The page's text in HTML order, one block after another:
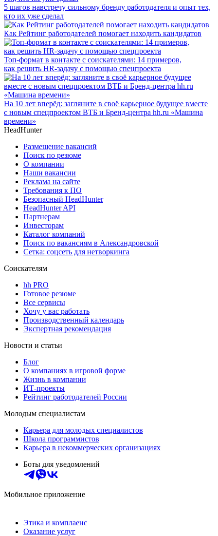
5 шагов навстречу сильному бренду работодателя и опыт тех,
кто их уже сделал
Как Рейтинг работодателей помогает находить кандидатов
Топ-формат в контакте с соискателями: 14 примеров,
как решить HR-задачу с помощью спецпроекта
На 10 лет вперёд: загляните в своё карьерное будущее вместе
с новым спецпроектом ВТБ и Бренд-центра hh.ru «Машина
времени»
HeadHunter
Размещение вакансий
Поиск по резюме
О компании
Наши вакансии
Реклама на сайте
Требования к ПО
Безопасный HeadHunter
HeadHunter API
Партнерам
Инвесторам
Каталог компаний
Поиск по вакансиям в Александровской
Сетка: соцсеть для нетворкинга
Соискателям
hh PRO
Готовое резюме
Все сервисы
Хочу у вас работать
Производственный календарь
Экспертная рекомендация
Новости и статьи
Блог
О компаниях в игровой форме
Жизнь в компании
ИТ-проекты
Рейтинг работодателей России
Молодым специалистам
Карьера для молодых специалистов
Школа программистов
Карьера в некоммерческих организациях
Боты для уведомлений
Мобильное приложение
Этика и комплаенс
Оказание услуг